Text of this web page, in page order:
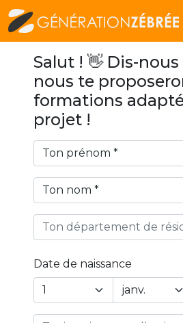
Salut ! 👋 Dis-
nous te
formations
projet !
Ton département de
Date de naissance
Year
Day